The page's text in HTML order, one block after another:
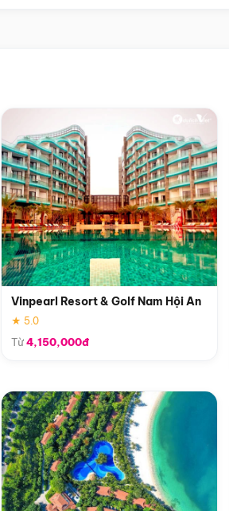
Vinpearl Resort & Golf Nam Hội An
★ 5.0
Từ4,150,000đ